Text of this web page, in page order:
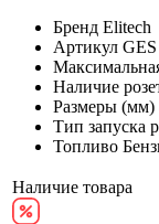
Бренд Elitech
Артикул
Наличие
Размеры (мм)
Тип запуска
Топливо
Наличие товара